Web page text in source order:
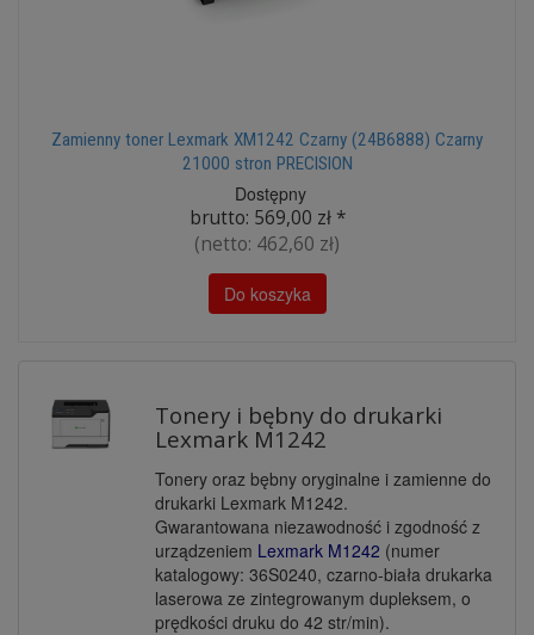
Zamienny toner Lexmark XM1242 Czarny (24B6888) Czarny
21000 stron PRECISION
Dostępny
brutto: 569,00 zł*
(netto: 462,60 zł)
Do koszyka
Tonery i bębny do drukarki
Lexmark M1242
Tonery oraz bębny oryginalne i zamienne do
drukarki Lexmark M1242.
Gwarantowana niezawodność i zgodność z
urządzeniem Lexmark M1242 (numer
katalogowy: 36S0240, czarno-biała drukarka
laserowa ze zintegrowanym dupleksem, o
prędkości druku do 42 str/min).